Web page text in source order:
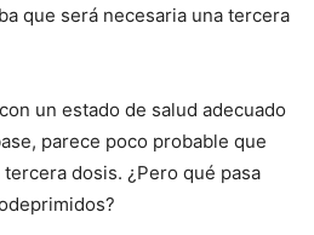
que será necesaria una tercera
un estado de salud adecuado
parece poco probable que
dosis. ¿Pero qué pasa